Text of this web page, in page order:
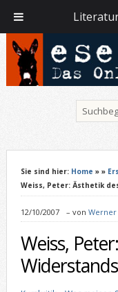
Sie sind hier: Home » »
Weiss, Peter: Ästhetik
12/10/2007 – von Werner
Weiss,
Widerstands